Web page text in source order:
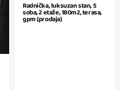
Radnička, luksuzan stan, 5
soba, 2 etaže, 180m2, terasa,
gpm (prodaja)